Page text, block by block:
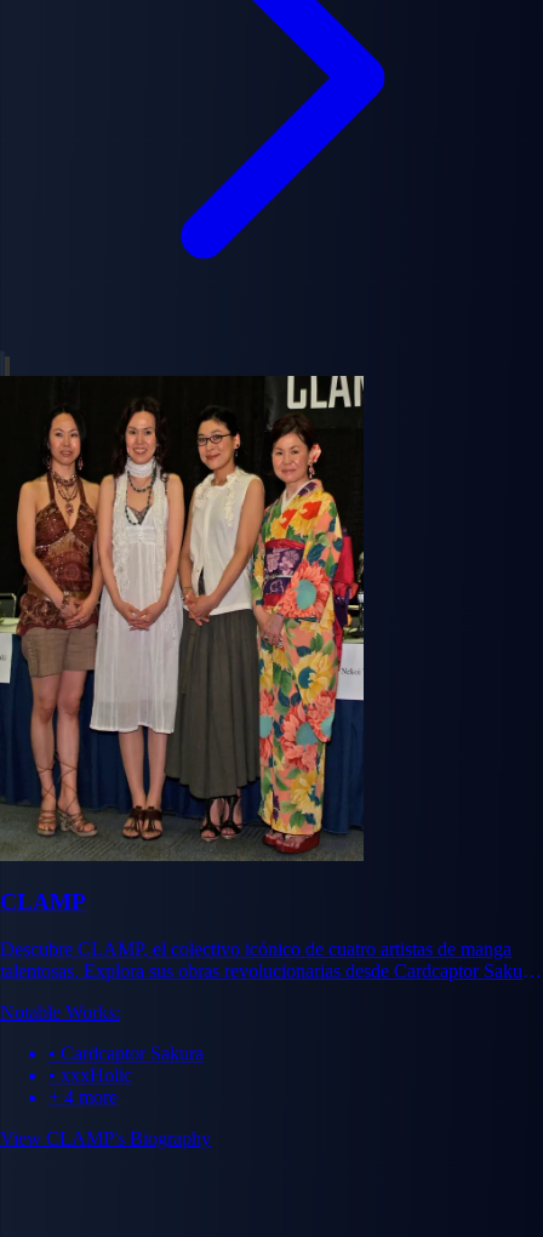
CLAMP
Descubre CLAMP, el colectivo icónico de cuatro artistas de manga
talentosas. Explora sus obras revolucionarias desde Cardcaptor Sakura
Notable Works:
• Cardcaptor Sakura
• xxxHolic
+ 4 more
View CLAMP's Biography